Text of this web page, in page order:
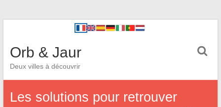
Orb & Jaur
Deux villes à découvrir
Les solutions pour retrouver